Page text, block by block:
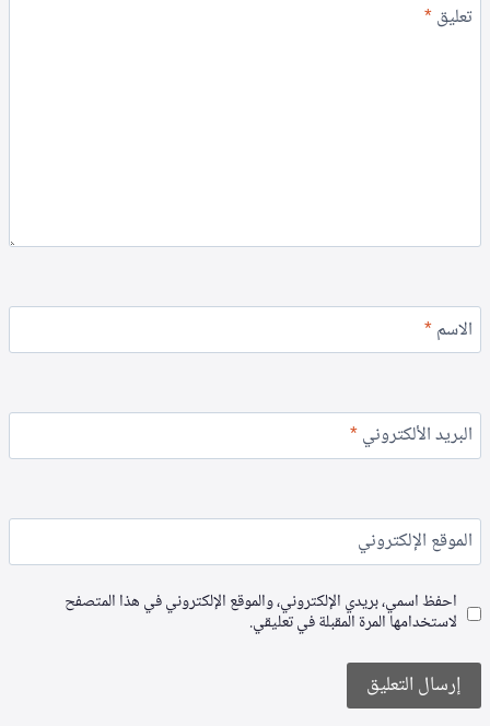
تعليق*
الاسم*
البريد الألكتروني*
الموقع الإلكتروني
احفظ اسمي، بريدي الإلكتروني، والموقع الإلكتروني في هذا المتصفح
لاستخدامها المرة المقبلة في تعليقي.